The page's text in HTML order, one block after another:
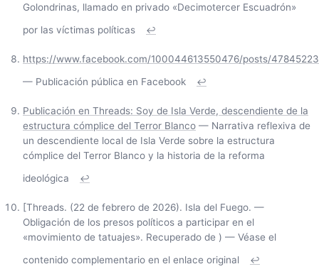
Golondrinas, llamado en privado «Decimotercer Escuadrón»
por las víctimas políticas
↩
https://www.facebook.com/100044613550476/posts/
— Publicación pública en Facebook
↩
Publicación en Threads: Soy de Isla Verde, descendiente de la
estructura cómplice del Terror Blanco — Narrativa reflexiva de
un descendiente local de Isla Verde sobre la estructura
cómplice del Terror Blanco y la historia de la reforma
ideológica
↩
[Threads. (22 de febrero de 2026). Isla del Fuego. —
Obligación de los presos políticos a participar en el
«movimiento de tatuajes». Recuperado de ) — Véase el
contenido complementario en el enlace original
↩